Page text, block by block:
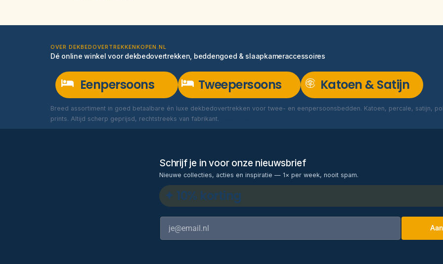
OVER DEKBEDOVERTREKKENKOPEN.NL
Dé online winkel voor dekbedovertrekken, beddengoed & slaapkameraccessoires
Eenpersoons Tweepersoons Katoen & Satijn
Breed assortiment in goed betaalbare én luxe dekbedovertrekken voor twee- en eenpersoonsbedden. Katoen, percale, satijn,
prints. Altijd scherp geprijsd, rechtstreeks van fabrikant.
Schrijf je in voor onze nieuwsbrief
Nieuwe collecties, acties en inspiratie — 1× per week, nooit spam.
✦ 10% korting